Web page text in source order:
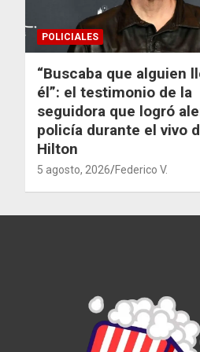
POLICIALES
“Buscaba que alguien
él”: el testimonio de la
seguidora que logró
policía durante el vivo
Hilton
5 agosto, 2026 Federico V.